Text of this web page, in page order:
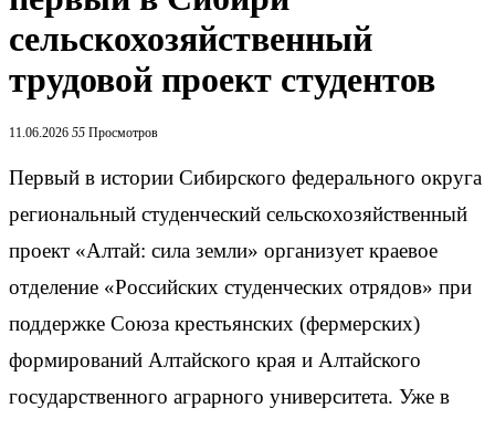
сельскохозяйственный
трудовой проект студентов
11.06.2026 55 Просмотров
Первый в истории Сибирского федерального округа
региональный студенческий сельскохозяйственный
проект «Алтай: сила земли» организует краевое
отделение «Российских студенческих отрядов» при
поддержке Союза крестьянских (фермерских)
формирований Алтайского края и Алтайского
государственного аграрного университета. Уже в